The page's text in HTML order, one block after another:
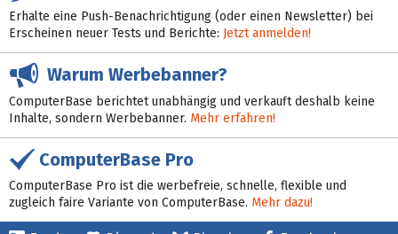
Erhalte eine Push-Benachrichtigung (oder einen Newsletter) bei
Erscheinen neuer Tests und Berichte: Jetzt anmelden!
Warum Werbebanner?
ComputerBase berichtet unabhängig und verkauft deshalb keine
Inhalte, sondern Werbebanner. Mehr erfahren!
ComputerBase Pro
ComputerBase Pro ist die werbefreie, schnelle, flexible und
zugleich faire Variante von ComputerBase. Mehr dazu!